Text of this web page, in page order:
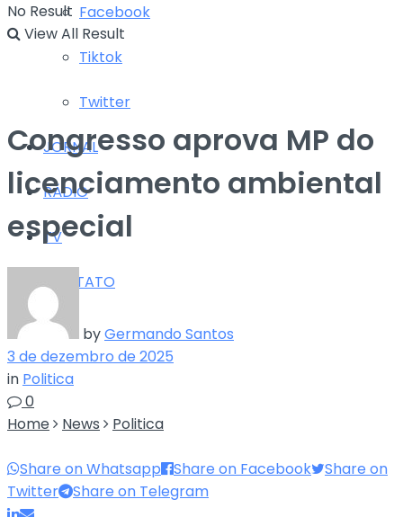
Facebook
Tiktok
Twitter
JORNAL
RÁDIO
TV
CONTATO
No Result
View All Result
Congresso aprova MP do
licenciamento ambiental
especial
byGermando Santos
3 de dezembro de 2025
in Politica
0
Home
News Politica
Share on Whatsapp Share on Facebook
Share on
Twitter
Share on Telegram